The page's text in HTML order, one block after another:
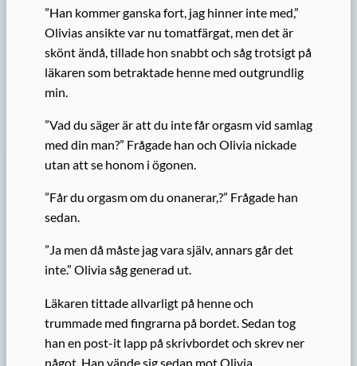
”Han kommer ganska fort, jag hinner inte med,”
Olivias ansikte var nu tomatfärgat, men det är
skönt ändå, tillade hon snabbt och såg trotsigt på
läkaren som betraktade henne med outgrundlig
min.
”Vad du säger är att du inte får orgasm vid samlag
med din man?” Frågade han och Olivia nickade
utan att se honom i ögonen.
”Får du orgasm om du onanerar,?” Frågade han
sedan.
”Ja men då måste jag vara själv, annars går det
inte.” Olivia såg generad ut.
Läkaren tittade allvarligt på henne och
trummade med fingrarna på bordet. Sedan tog
han en post-it lapp på skrivbordet och skrev ner
något. Han vände sig sedan mot Olivia.